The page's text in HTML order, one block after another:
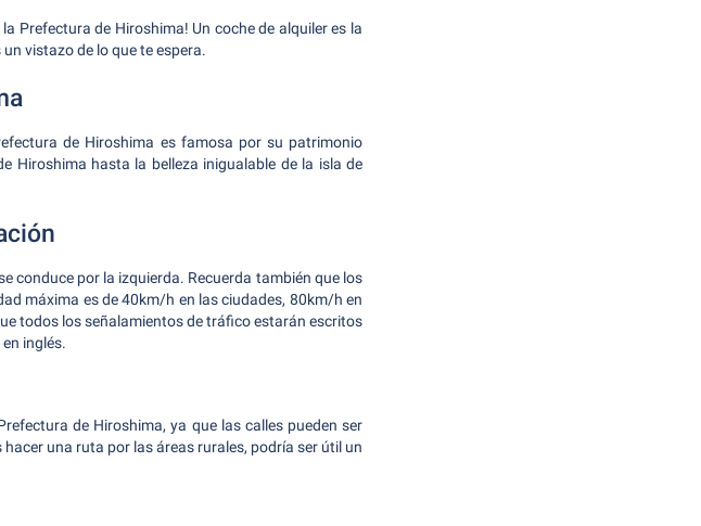
Prefectura de Hiroshima! Un coche de alquiler es la
vistazo de lo que te espera.
de Hiroshima es famosa por su patrimonio
Hiroshima hasta la belleza inigualable de la isla de
conduce por la izquierda. Recuerda también que los
máxima es de 40km/h en las ciudades, 80km/h en
todos los señalamientos de tráfico estarán escritos
inglés.
de Hiroshima, ya que las calles pueden ser
una ruta por las áreas rurales, podría ser útil un